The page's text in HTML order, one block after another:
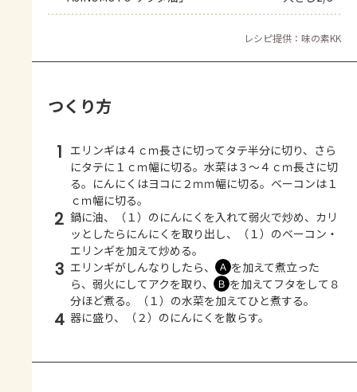
レシピ提供：味の素KK
つくり方
1 エリンギは４ｃｍ長さに切ってタテ半分に切り、さら
にタテに１ｃｍ幅に切る。水菜は３～４ｃｍ長さに切
る。にんにくはヨコに２ｍｍ幅に切る。ベーコンは１
ｃｍ幅に切る。
2 鍋に油、（１）のにんにくを入れて弱火で炒め、カリ
ッとしたらにんにくを取り出し、（１）のベーコン・
エリンギを加えて炒める。
3 エリンギがしんなりしたら、 Ａ を加えて煮立った
ら、弱火にしてアクを取り、
Ｂ を加えてフタをして８
分ほど煮る。（１）の水菜を加えてひと煮する。
4 器に盛り、（２）のにんにくを散らす。